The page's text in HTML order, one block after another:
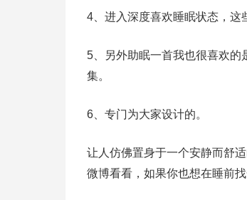
4、进入深度喜欢睡眠状态，这
5、另外助眠一首我也很喜欢的
集。
6、专门为大家设计的。
让人仿佛置身于一个安静而舒
微博看看，如果你也想在睡前